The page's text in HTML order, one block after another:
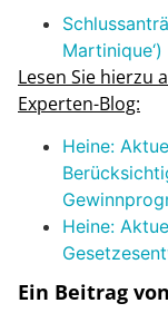
Martinique‘)
Lesen Sie hierzu
Experten-Blog:
Heine:
Heine:
Ein Beitrag